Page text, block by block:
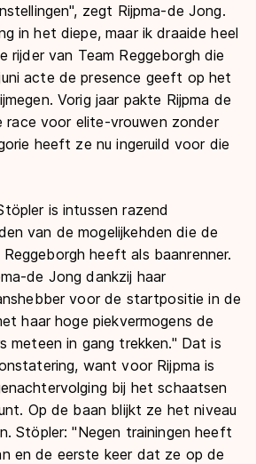
zegt Rijpma-de Jong.
in het diepe, maar ik draaide heel
rijder van Team Reggeborgh die
acte de presence geeft op het
Vorig jaar pakte Rijpma de
race voor elite-vrouwen zonder
heeft ze nu ingeruild voor die
is intussen razend
van de mogelijkehden die de
heeft als baanrenner.
de Jong dankzij haar
voor de startpositie in de
haar hoge piekvermogens de
meteen in gang trekken." Dat is
want voor Rijpma is
bij het schaatsen
Op de baan blijkt ze het niveau
Stöpler: "Negen trainingen heeft
en de eerste keer dat ze op de